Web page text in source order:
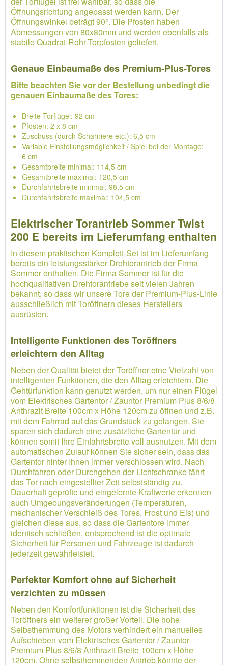
Öffnungsrichtung angepasst werden kann. Der
Öffnungswinkel beträgt 90°. Die Pfosten haben
Abmessungen von 80x80mm und werden ebenfalls als
stabile Quadrat-Rohr-Torpfosten geliefert.
Genaue Einbaumaße des Premium-Plus-Tores
Bitte beachten Sie vor der Bestellung unbedingt die
genauen Einbaumaße des Tores:
Breite Torflügel: 92 cm
Pfosten: 2 x 8 cm
Zuschuss (durch Scharniere etc.): 6,5 cm
Variable Einstellungsmöglichkeit / Spiel bei der Montage:
6 cm
Gesamtbreite minimal: 114,5 cm
Gesamtbreite maximal: 120,5 cm
Durchfahrtsbreite minimal: 98,5 cm
Durchfahrtsbreite maximal: 104,5 cm
Elektrischer Torantrieb Sommer Twist
200 E bereits im Lieferumfang enthalten
In diesem praktischen Komplett-Set ist im Lieferumfang
bereits ein leistungsstarker Drehtorantrieb der Firma
Sommer enthalten. Die Firma Sommer ist für die
hochqualitativen Drehtorantriebe seit vielen Jahren
bekannt, so dass wir unsere Tore der Premium-Plus-Linie
ausschließlich mit Toröffnern dieses Herstellers
ausrüsten.
Intelligente Funktionen des Toröffners
erleichtern den Alltag
Neben der Qualität bietet der Toröffner eine Vielzahl von
intelligenten Funktionen, die den Alltag erleichtern. Die
Gehtürfunktion kann genutzt werden, um nur einen Flügel
vom Elektrisches Gartentor / Zauntor Premium Plus 8/6/8
Anthrazit Breite 100cm x Höhe 120cm zu öffnen und z.B.
mit dem Fahrrad auf das Grundstück zu gelangen. Sie
sparen sich dadurch eine zusätzliche Gartentür und
können somit Ihre Einfahrtsbreite voll ausnutzen. Mit dem
automatischen Zulauf können Sie sicher sein, dass das
Gartentor hinter Ihnen immer verschlossen wird. Nach
Durchfahren oder Durchgehen der Lichtschranke fährt
das Tor nach eingestellter Zeit selbstständig zu.
Dauerhaft geprüfte und eingelernte Kraftwerte erkennen
auch Umgebungsveränderungen (Temperaturen,
mechanischer Verschleiß des Tores, Frost und Eis) und
gleichen diese aus, so dass die Gartentore immer
identisch schließen, entsprechend ist die optimale
Sicherheit für Personen und Fahrzeuge ist dadurch
jederzeit gewährleistet.
Perfekter Komfort ohne auf Sicherheit
verzichten zu müssen
Neben den Komfortfunktionen ist die Sicherheit des
Toröffners ein weiterer großer Vorteil. Die hohe
Selbsthemmung des Motors verhindert ein manuelles
Aufschieben vom Elektrisches Gartentor / Zauntor
Premium Plus 8/6/8 Anthrazit Breite 100cm x Höhe
120cm. Ohne selbsthemmenden Antrieb könnte der